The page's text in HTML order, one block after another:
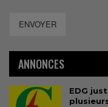
ENVOYER
ANNONCES
EDG